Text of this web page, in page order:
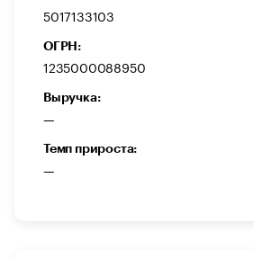
5017133103
ОГРН:
1235000088950
Выручка:
—
Темп прироста:
—